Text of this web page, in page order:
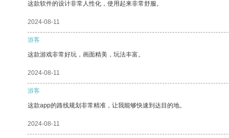
这款软件的设计非常人性化，使用起来非常舒服。
2024-08-11
游客
这款游戏非常好玩，画面精美，玩法丰富。
2024-08-11
游客
这款app的路线规划非常精准，让我能够快速到达目的地。
2024-08-11